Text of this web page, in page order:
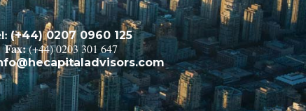
(+44) 0207 0960 125
Fax:(+44) 0203 301 647